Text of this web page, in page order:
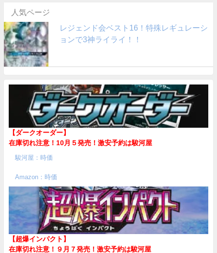
人気ページ
レジェンド会ベスト16！特殊レギュレーシ
ョンで3神ライライ！！
【ダークオーダー】
在庫切れ注意！10月５発売！ 激安予約は駿河屋
駿河屋：時価
Amazon：時価
【超爆インパクト】
在庫切れ注意！９月７発売！ 激安予約は駿河屋